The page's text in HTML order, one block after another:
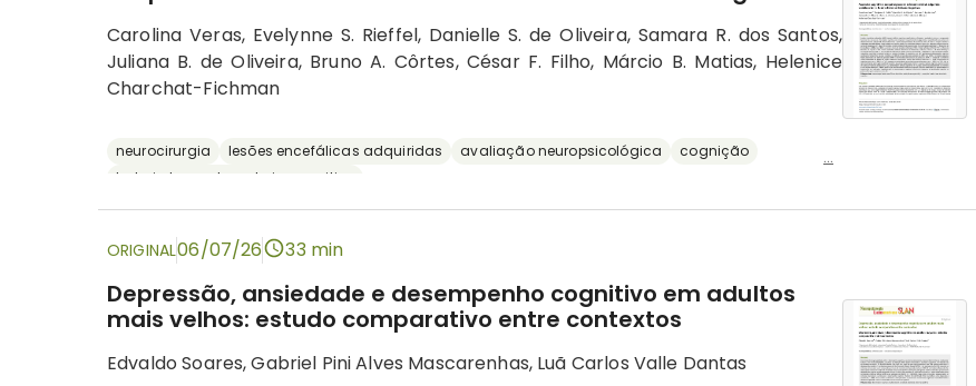
Carolina Veras, Evelynne S. Rieffel, Danielle S. de Oliveira, Samara R. dos Santos,
Juliana B. de Oliveira, Bruno A. Côrtes, César F. Filho, Márcio B. Matias, Helenice
Charchat-Fichman
neurocirurgia lesões encefálicas adquiridas avaliação neuropsicológica
cognição
bateria breve de rastreio cognitivo
...
ORIGINAL06/07/26 33 min
Depressão, ansiedade e desempenho cognitivo em adultos
mais velhos: estudo comparativo entre contextos
Edvaldo Soares, Gabriel Pini Alves Mascarenhas, Luã Carlos Valle Dantas